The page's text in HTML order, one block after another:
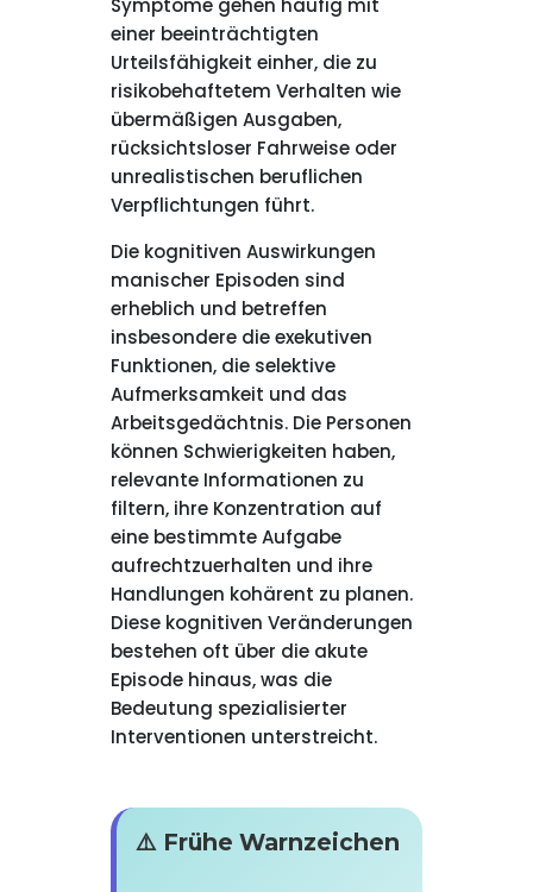
Symptome gehen häufig mit
einer beeinträchtigten
Urteilsfähigkeit einher, die zu
risikobehaftetem Verhalten wie
übermäßigen Ausgaben,
rücksichtsloser Fahrweise oder
unrealistischen beruflichen
Verpflichtungen führt.
Die kognitiven Auswirkungen
manischer Episoden sind
erheblich und betreffen
insbesondere die exekutiven
Funktionen, die selektive
Aufmerksamkeit und das
Arbeitsgedächtnis. Die Personen
können Schwierigkeiten haben,
relevante Informationen zu
filtern, ihre Konzentration auf
eine bestimmte Aufgabe
aufrechtzuerhalten und ihre
Handlungen kohärent zu planen.
Diese kognitiven Veränderungen
bestehen oft über die akute
Episode hinaus, was die
Bedeutung spezialisierter
Interventionen unterstreicht.
⚠️ Frühe Warnzeichen